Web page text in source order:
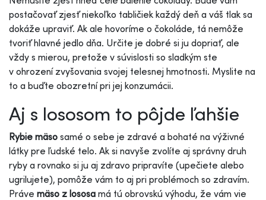
postačovať zjesť niekoľko tabličiek každý deň a váš tlak sa
dokáže upraviť. Ak ale hovoríme o čokoláde, tá nemôže
tvoriť hlavné jedlo dňa. Určite je dobré si ju dopriať, ale
vždy s mierou, pretože v súvislosti so sladkým ste
v ohrození zvyšovania svojej telesnej hmotnosti. Myslite na
to a buďte obozretní pri jej konzumácii.
Aj s lososom to pôjde ľahšie
Rybie mäso samé o sebe je zdravé a bohaté na výživné
látky pre ľudské telo. Ak si navyše zvolíte aj správny druh
ryby a rovnako si ju aj zdravo pripravíte (upečiete alebo
ugrilujete), pomôže vám to aj pri problémoch so zdravím.
Práve mäso z lososa má tú obrovskú výhodu, že vám vie